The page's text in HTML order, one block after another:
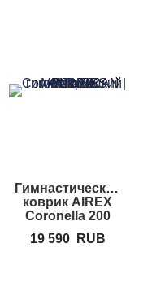
Гимнастический
коврик AIREX
Coronella 200
19 590
RUB